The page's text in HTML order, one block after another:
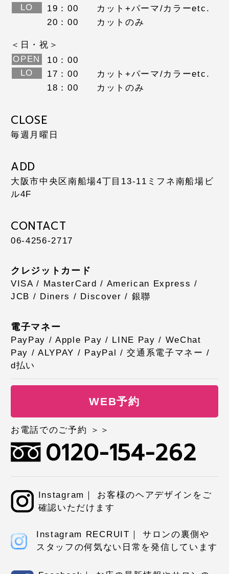
LO
19：00
カット+パーマ/カラーetc.
20：00
カットのみ
＜日・祝＞
OPEN
10：00
LO
17：00
カット+パーマ/カラーetc.
18：00
カットのみ
CLOSE
毎週月曜日
ADD
大阪市中央区南船場4丁目13-11 ミフネ南船場ビ
ル4F
CONTACT
06-4256-2717
クレジットカード
VISA / MasterCard / American Express /
JCB / Diners / Discover / 銀聯
電子マネー
PayPay / Apple Pay / LINE Pay / WeChat
Pay / ALYPAY / PayPal / 交通系電子マネー /
d払い
WEB予約
お電話でのご予約 ＞＞
0120-154-262
Instagram｜ お客様のヘアデザインをご
確認いただけます
Instagram RECRUIT｜ サロンの裏側や
スタッフの何気ない日常を発信しています